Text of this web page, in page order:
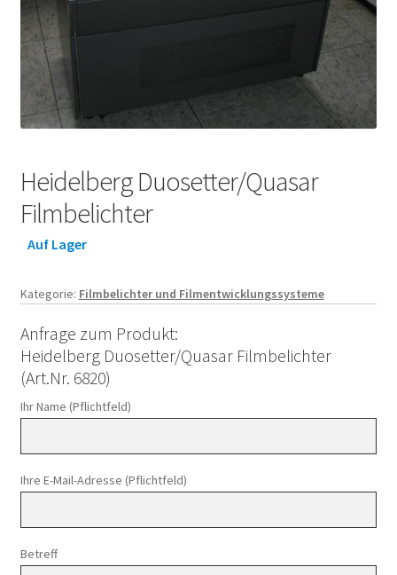
Heidelberg Duosetter/Quasar
Filmbelichter
Auf Lager
Kategorie: Filmbelichter und Filmentwicklungssysteme
Anfrage zum Produkt:
Heidelberg Duosetter/Quasar Filmbelichter
(Art.Nr. 6820)
Ihr Name (Pflichtfeld)
Ihre E-Mail-Adresse (Pflichtfeld)
Betreff